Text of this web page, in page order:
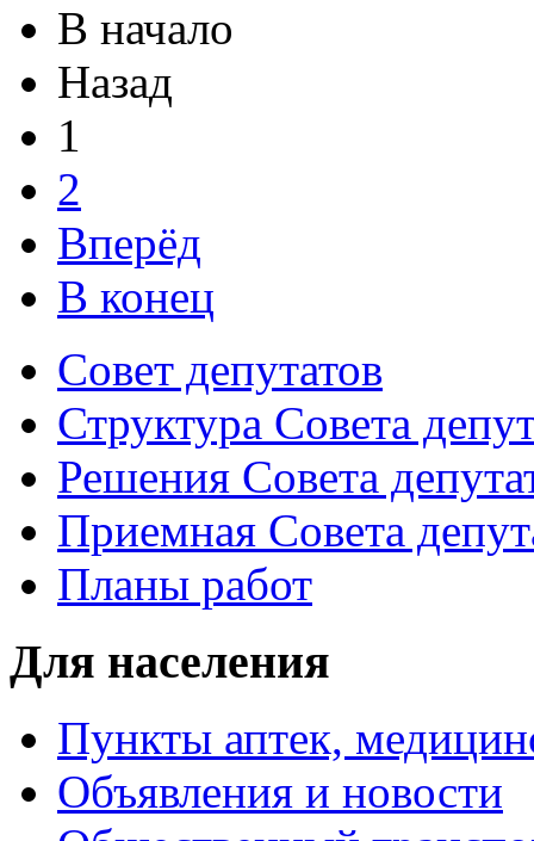
В начало
Назад
1
2
Вперёд
В конец
Совет депутатов
Структура Совета
Решения Совета
Приемная Совета
Планы работ
Для населения
Пункты аптек,
Объявления и новости